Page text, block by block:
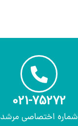
021-75272
شماره اختصاصی مرشد